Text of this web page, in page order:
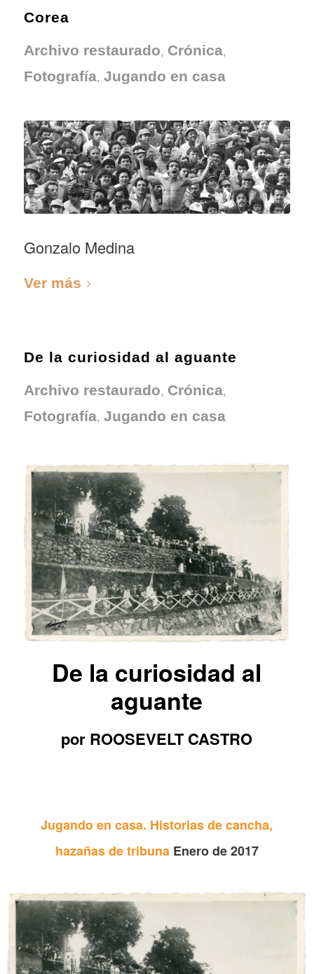
Corea
Archivo restaurado, Crónica,
Fotografía, Jugando en casa
Gonzalo Medina
Ver más
De la curiosidad al aguante
Archivo restaurado, Crónica,
Fotografía, Jugando en casa
De la curiosidad al
aguante
por ROOSEVELT CASTRO
Jugando en casa. Historias de cancha,
hazañas de tribunaEnero de 2017